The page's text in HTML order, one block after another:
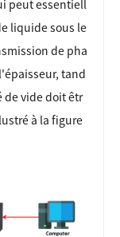
peut essentiell
liquide sous le
de pha
tand
de vide doit êtr
à la figure